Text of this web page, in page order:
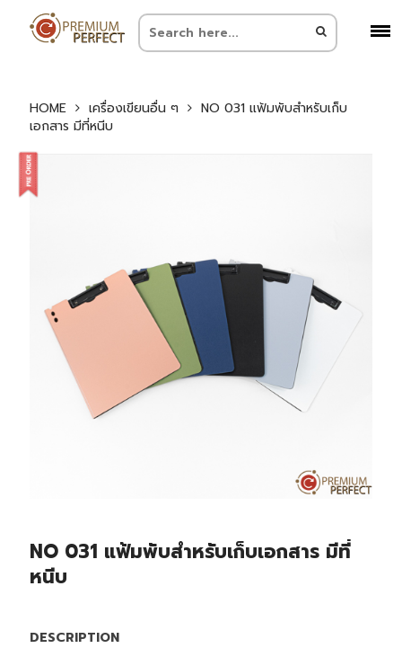
HOME เครื่องเขียนอื่น ๆ
NO 031 แฟ้มพับสำหรับเก็บ
เอกสาร มีที่หนีบ
NO 031 แฟ้มพับสำหรับเก็บเอกสาร มีที่
หนีบ
DESCRIPTION